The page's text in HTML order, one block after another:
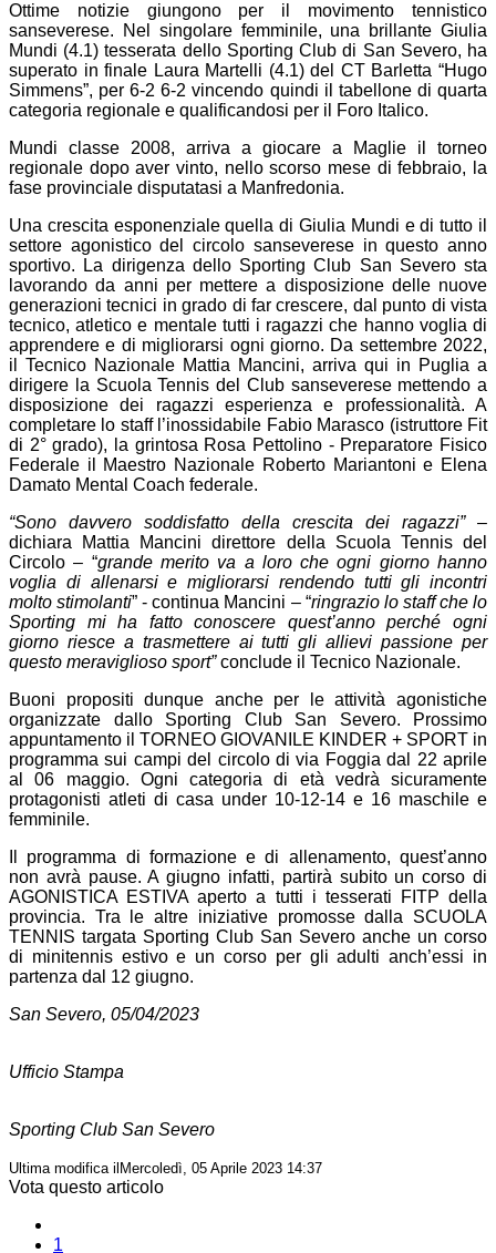
Ottime notizie giungono per il movimento tennistico
sanseverese. Nel singolare femminile, una brillante Giulia
Mundi (4.1) tesserata dello Sporting Club di San Severo, ha
superato in finale Laura Martelli (4.1) del CT Barletta “Hugo
Simmens”, per 6-2 6-2 vincendo quindi il tabellone di quarta
categoria regionale e qualificandosi per il Foro Italico.
Mundi classe 2008, arriva a giocare a Maglie il torneo
regionale dopo aver vinto, nello scorso mese di febbraio, la
fase provinciale disputatasi a Manfredonia.
Una crescita esponenziale quella di Giulia Mundi e di tutto il
settore agonistico del circolo sanseverese in questo anno
sportivo. La dirigenza dello Sporting Club San Severo sta
lavorando da anni per mettere a disposizione delle nuove
generazioni tecnici in grado di far crescere, dal punto di vista
tecnico, atletico e mentale tutti i ragazzi che hanno voglia di
apprendere e di migliorarsi ogni giorno. Da settembre 2022,
il Tecnico Nazionale Mattia Mancini, arriva qui in Puglia a
dirigere la Scuola Tennis del Club sanseverese mettendo a
disposizione dei ragazzi esperienza e professionalità. A
completare lo staff l’inossidabile Fabio Marasco (istruttore Fit
di 2° grado), la grintosa Rosa Pettolino - Preparatore Fisico
Federale il Maestro Nazionale Roberto Mariantoni e Elena
Damato Mental Coach federale.
“Sono davvero soddisfatto della crescita dei ragazzi”–
dichiara Mattia Mancini direttore della Scuola Tennis del
Circolo – “grande merito va a loro che ogni giorno hanno
voglia di allenarsi e migliorarsi rendendo tutti gli incontri
molto stimolanti” - continua Mancini – “ringrazio lo staff che lo
Sporting mi ha fatto conoscere quest’anno perché ogni
giorno riesce a trasmettere ai tutti gli allievi passione per
questo meraviglioso sport”conclude il Tecnico Nazionale.
Buoni propositi dunque anche per le attività agonistiche
organizzate dallo Sporting Club San Severo. Prossimo
appuntamento il TORNEO GIOVANILE KINDER + SPORT in
programma sui campi del circolo di via Foggia dal 22 aprile
al 06 maggio. Ogni categoria di età vedrà sicuramente
protagonisti atleti di casa under 10-12-14 e 16 maschile e
femminile.
Il programma di formazione e di allenamento, quest’anno
non avrà pause. A giugno infatti, partirà subito un corso di
AGONISTICA ESTIVA aperto a tutti i tesserati FITP della
provincia. Tra le altre iniziative promosse dalla SCUOLA
TENNIS targata Sporting Club San Severo anche un corso
di minitennis estivo e un corso per gli adulti anch’essi in
partenza dal 12 giugno.
San Severo, 05/04/2023
Ufficio Stampa
Sporting Club San Severo
Ultima modifica ilMercoledì, 05 Aprile 2023 14:37
Vota questo articolo
1